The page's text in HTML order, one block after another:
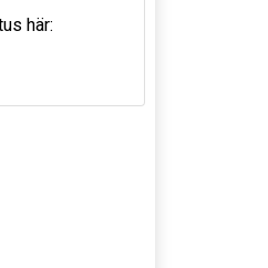
här: